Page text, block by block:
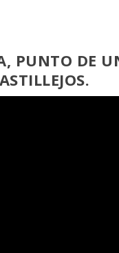
PUNTO DE